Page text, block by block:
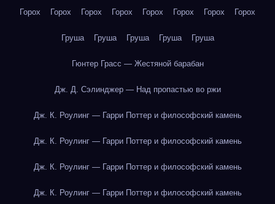
Горох Горох Горох Горох Горох Горох Горох Горох
Груша Груша Груша Груша Груша
Гюнтер Грасс — Жестяной барабан
Дж. Д. Сэлинджер — Над пропастью во ржи
Дж. К. Роулинг — Гарри Поттер и философский камень
Дж. К. Роулинг — Гарри Поттер и философский камень
Дж. К. Роулинг — Гарри Поттер и философский камень
Дж. К. Роулинг — Гарри Поттер и философский камень